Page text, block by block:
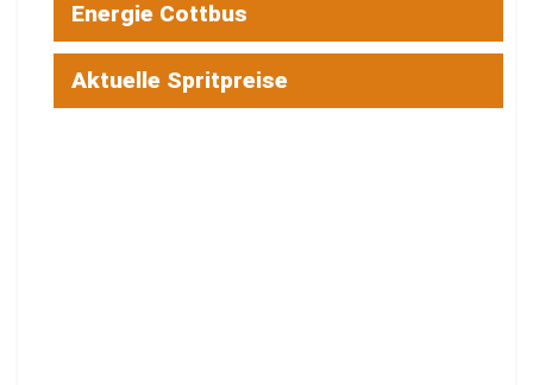
Energie Cottbus
Aktuelle Spritpreise